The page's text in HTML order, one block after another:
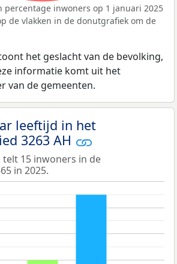
percentage inwoners op 1 januari 2025
de vlakken in de donutgrafiek om de
het geslacht van de bevolking,
informatie komt uit het
van de gemeenten.
leeftijd in het
3263 AH
telt 15 inwoners in de
in 2025.